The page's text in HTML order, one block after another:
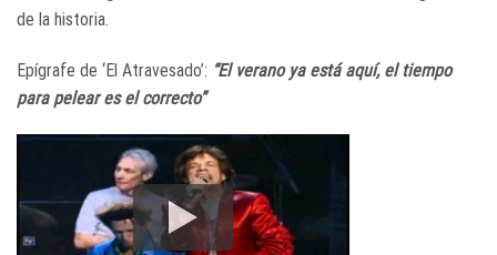
de la historia.
Epígrafe de ‘El Atravesado’: “El verano ya está aquí, el tiempo
para pelear es el correcto”